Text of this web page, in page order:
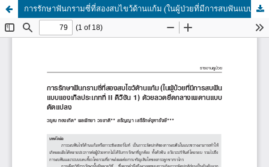
การรักษาฟันกรามซี่ที่สองสบไขว้ด้านแก้ม (ในผู้ป่วยที่มีการสบฟันแบบแองเกิลประเภทที่ II ดิวิชัน 1) ด้วยลวดยึดกลางเพดานแบบดัดแปลง